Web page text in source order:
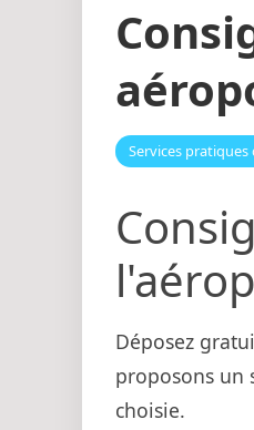
Services
Déposez
proposons un
choisie.